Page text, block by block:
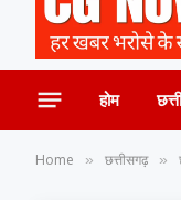
होम
Home » छत्तीसगढ़ »